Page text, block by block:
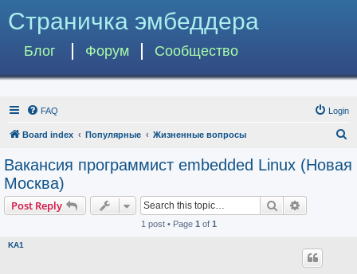
Страничка эмбеддера
Блог Форум Сообщество
FAQ Login
Board index Популярные Жизненные вопросы
a
Вакансия программист embedded Linux (Новая
Москва)
Post Reply Search
1 post • Page 1 of 1
KA1